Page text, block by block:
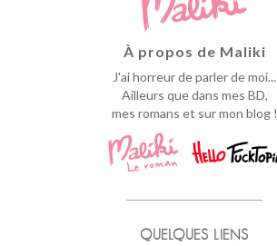
À propos de Maliki
J'ai horreur de parler de moi...
Ailleurs que dans mes BD,
mes romans et sur mon blog !
QUELQUES LIENS